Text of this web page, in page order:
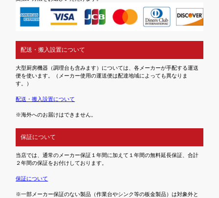
配送・搬入設置について
大型厨房機器（調理台も含みます）については、各メーカーが手配する運送
便を使います。（メーカー使用の運送便は配達地域によっても異なりま
す。）
配送・搬入設置について
※海外へのお届けはできません。
保証について
当店では、通常のメーカー保証１年間に加えて１年間の無料延長保証、合計
２年間の保証をお付けしております。
保証について
※一部メーカー保証のない製品（作業台やシンク等の板金製品）は対象外と